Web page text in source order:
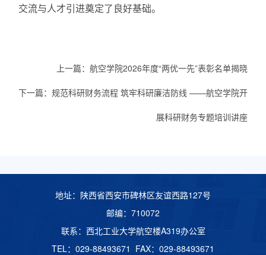
交流与人才引进奠定了良好基础。
上一篇：航空学院2026年度“两优一先”表彰名单揭晓
下一篇：规范科研财务流程 筑牢科研廉洁防线​ ——航空学院开
展科研财务专题培训讲座
地址：陕西省西安市碑林区友谊西路127号
邮编：710072
联系：西北工业大学航空楼A319办公室
TEL：029-88493671 FAX：029-88493671